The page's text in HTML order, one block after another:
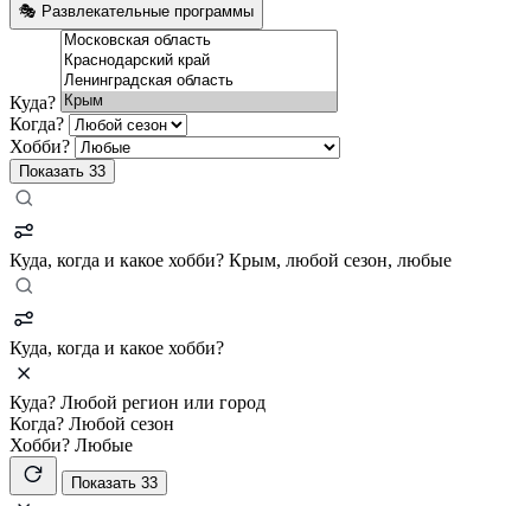
🎭 Развлекательные программы
Куда?
Когда?
Хобби?
Показать 33
Куда, когда и какое хобби? Крым, любой сезон, любые
Куда, когда и какое хобби?
Куда? Любой регион или город
Когда? Любой сезон
Хобби? Любые
Показать 33